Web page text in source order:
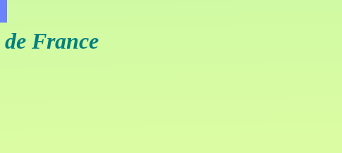
de France